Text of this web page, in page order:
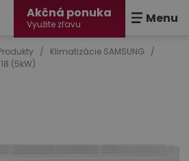
Akčná ponuka
Využite zľavu Menu
/ Klimatizácie SAMSUNG /
(5kW)